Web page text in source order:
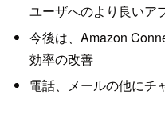
ユーザへのより良いア
今後は、Amazon
効率の改善
電話、メールの他にチ